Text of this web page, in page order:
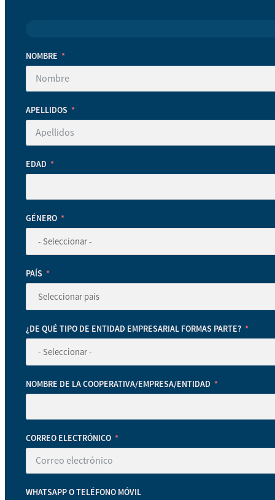
NOMBRE
APELLIDOS
EDAD
GÉNERO
PAÍS
¿DE QUÉ TIPO DE ENTIDAD EMPRESARIAL FORMAS PARTE?
NOMBRE DE LA COOPERATIVA/EMPRESA/ENTIDAD
CORREO ELECTRÓNICO
WHATSAPP O TELÉFONO MÓVIL